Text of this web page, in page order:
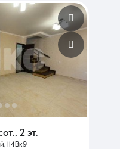
, 2 эт.
114Вк9